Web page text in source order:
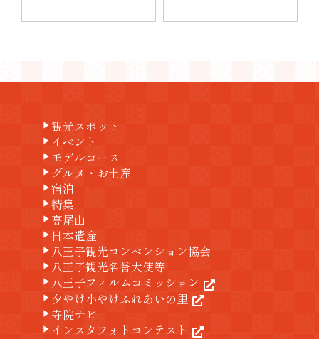
play_arrow観光スポット
play_arrow イベント
play_arrow モデルコース
play_arrow グルメ・お土産
play_arrow宿泊
play_arrow 特集
play_arrow 高尾山
play_arrow 日本遺産
play_arrow 八王子観光コンベンション協会
play_arrow 八王子観光名誉大使等
play_arrow 八王子フィルムコミッション
play_arrow 夕やけ小やけふれあいの里
play_arrow 寺院ナビ
play_arrow インスタフォトコンテスト